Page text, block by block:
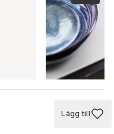
Lägg till
Lägg till